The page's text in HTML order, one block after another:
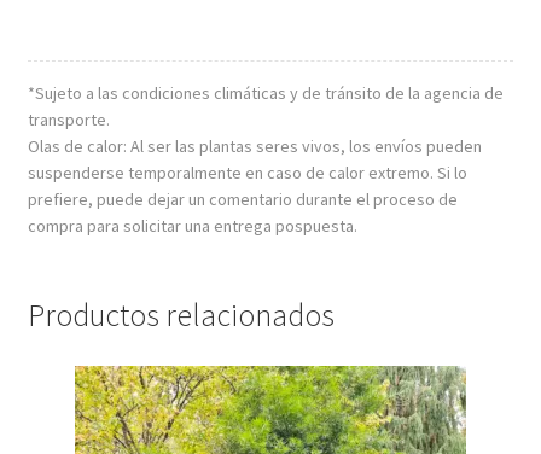
*Sujeto a las condiciones climáticas y de tránsito de la agencia de
transporte.
Olas de calor: Al ser las plantas seres vivos, los envíos pueden
suspenderse temporalmente en caso de calor extremo. Si lo
prefiere, puede dejar un comentario durante el proceso de
compra para solicitar una entrega pospuesta.
Productos relacionados